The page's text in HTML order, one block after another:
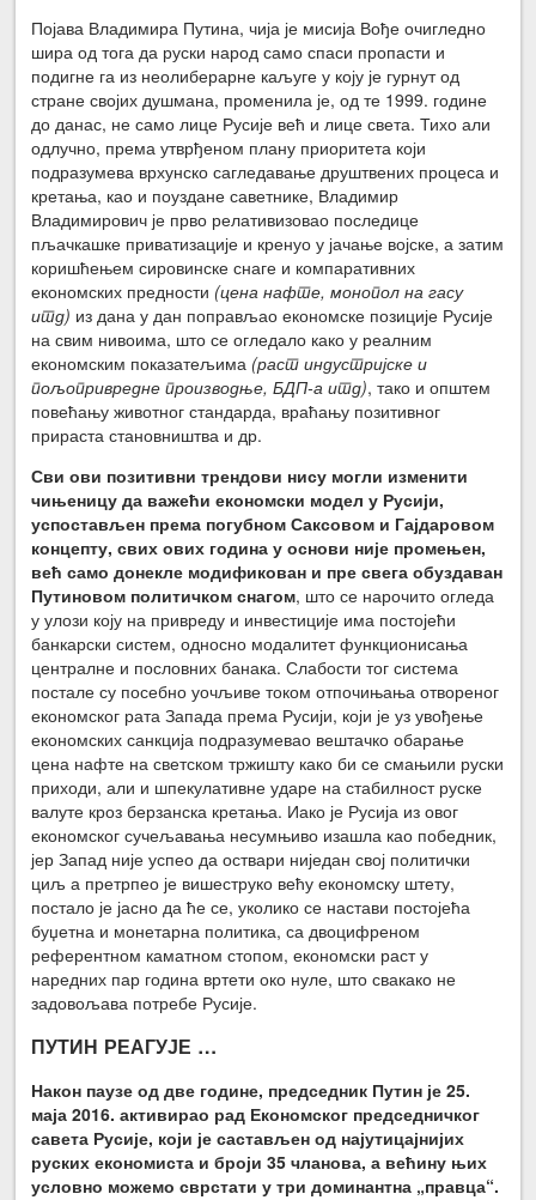
Појава Владимира Путина, чија је мисија Вође очигледно
шира од тога да руски народ само спаси пропасти и
подигне га из неолиберарне каљуге у коју је гурнут од
стране својих душмана, променила је, од те 1999. године
до данас, не само лице Русије већ и лице света. Тихо али
одлучно, према утврђеном плану приоритета који
подразумева врхунско сагледавање друштвених процеса и
кретања, као и поуздане саветнике, Владимир
Владимирович је прво релативизовао последице
пљачкашке приватизације и кренуо у јачање војске, а затим
коришћењем сировинске снаге и компаративних
економских предности (цена нафте, монопол на гасу
итд) из дана у дан поправљао економске позиције Русије
на свим нивоима, што се огледало како у реалним
економским показатељима (раст индустријске и
пољопривредне производње, БДП-а итд), тако и општем
повећању животног стандарда, враћању позитивног
прираста становништва и др.
Сви ови позитивни трендови нису могли изменити
чињеницу да важећи економски модел у Русији,
успостављен према погубном Саксовом и Гајдаровом
концепту, свих ових година у основи није промењен,
већ само донекле модификован и пре свега обуздаван
Путиновом политичком снагом, што се нарочито огледа
у улози коју на привреду и инвестиције има постојећи
банкарски систем, односно модалитет функционисања
централне и пословних банака. Слабости тог система
постале су посебно уочљиве током отпочињања отвореног
економског рата Запада према Русији, који је уз увођење
економских санкција подразумевао вештачко обарање
цена нафте на светском тржишту како би се смањили руски
приходи, али и шпекулативне ударе на стабилност руске
валуте кроз берзанска кретања. Иако је Русија из овог
економског сучељавања несумњиво изашла као победник,
јер Запад није успео да оствари ниједан свој политички
циљ а претрпео је вишеструко већу економску штету,
постало је јасно да ће се, уколико се настави постојећа
буџетна и монетарна политика, са двоцифреном
референтном каматном стопом, економски раст у
наредних пар година вртети око нуле, што свакако не
задовољава потребе Русије.
ПУТИН РЕАГУЈЕ …
Након паузе од две године, председник Путин је 25.
маја 2016. активирао рад Економског председничког
савета Русије, који је састављен од најутицајнијих
руских економиста и броји 35 чланова, а већину њих
условно можемо сврстати у три доминантна „правца“.